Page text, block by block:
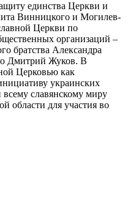
единства Церкви и
Винницкого и Могилев-
Церкви по
организаций –
братства Александра
Дмитрий Жуков. В
Церковью как
украинских
славянскому миру
области для участия во